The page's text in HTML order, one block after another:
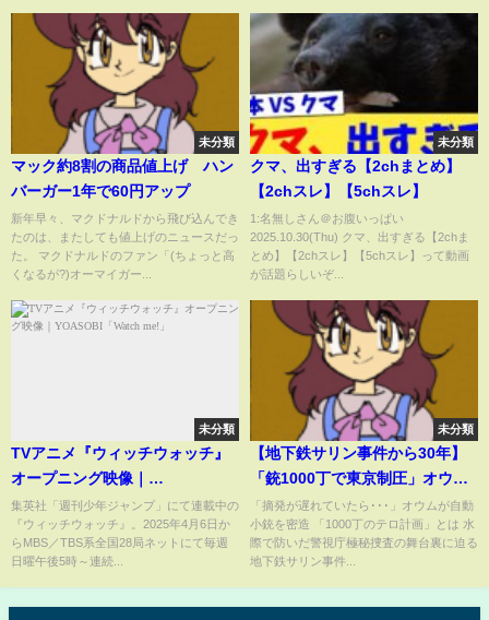
未分類
マック約8割の商品値上げ ハン
バーガー1年で60円アップ
新年早々、マクドナルドから飛び込んでき
たのは、またしても値上げのニュースだっ
た。 マクドナルドのファン「(ちょっと高
くなるが?)オーマイガー...
未分類
クマ、出すぎる【2chまとめ】
【2chスレ】【5chスレ】
1:名無しさん＠お腹いっぱい
2025.10.30(Thu) クマ、出すぎる【2chま
とめ】【2chスレ】【5chスレ】って動画
が話題らしいぞ...
未分類
TVアニメ『ウィッチウォッチ』
オープニング映像｜
YOASOBI「Watch me!」
集英社「週刊少年ジャンプ」にて連載中の
『ウィッチウォッチ』。2025年4月6日か
らMBS／TBS系全国28局ネットにて毎週
日曜午後5時～連続...
未分類
【地下鉄サリン事件から30年】
「銃1000丁で東京制圧」オウム
真理教が計画したもう一つの無
差別テロ/オウム真理教に関わっ
た人はみんな不幸に」遺族らが
「摘発が遅れていたら･･･」オウムが自動
小銃を密造 「1000丁のテロ計画」とは 水
際で防いだ警視庁極秘捜査の舞台裏に迫る
地下鉄サリン事件...